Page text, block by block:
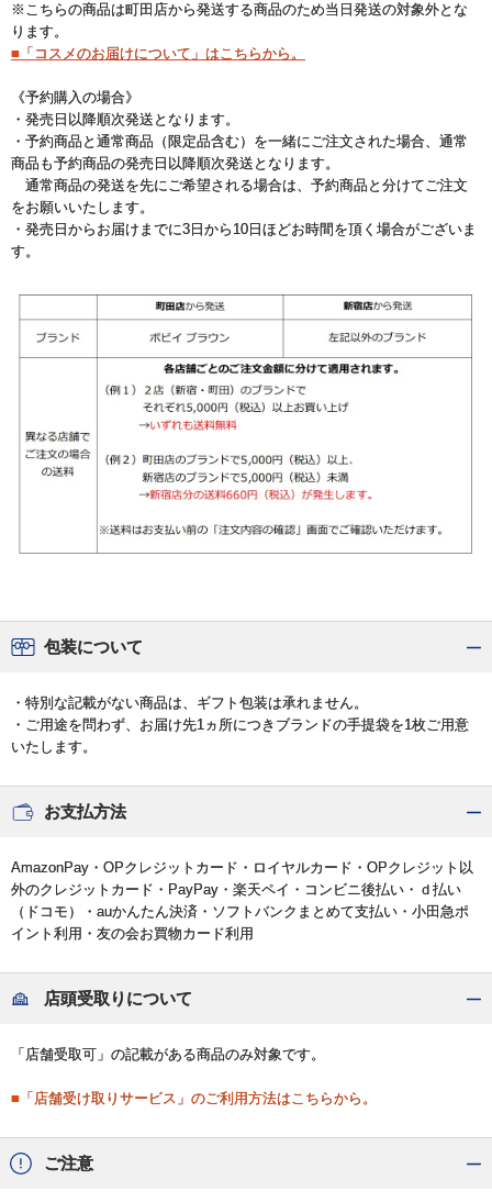
※こちらの商品は町田店から発送する商品のため当日発送の対象外とな
ります。
■「コスメのお届けについて」はこちらから。
《予約購入の場合》
・発売日以降順次発送となります。
・予約商品と通常商品（限定品含む）を一緒にご注文された場合、通常
商品も予約商品の発売日以降順次発送となります。
通常商品の発送を先にご希望される場合は、予約商品と分けてご注文
をお願いいたします。
・発売日からお届けまでに3日から10日ほどお時間を頂く場合がございま
す。
包装について
・特別な記載がない商品は、ギフト包装は承れません。
・ご用途を問わず、お届け先1ヵ所につきブランドの手提袋を1枚ご用意
いたします。
お支払方法
AmazonPay・OPクレジットカード・ロイヤルカード・OPクレジット以
外のクレジットカード・PayPay・楽天ペイ・コンビニ後払い・ｄ払い
（ドコモ）・auかんたん決済・ソフトバンクまとめて支払い・小田急ポ
イント利用・友の会お買物カード利用
店頭受取りについて
「店舗受取可」の記載がある商品のみ対象です。
■「店舗受け取りサービス」のご利用方法はこちらから。
ご注意